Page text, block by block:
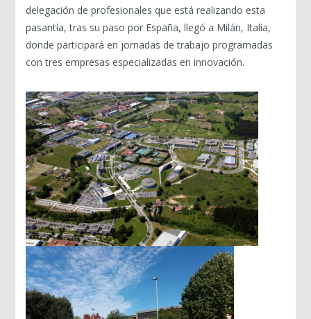
delegación de profesionales que está realizando esta
pasantía, tras su paso por España, llegó a Milán, Italia,
donde participará en jornadas de trabajo programadas
con tres empresas especializadas en innovación.